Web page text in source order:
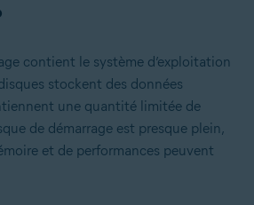
contient le système d’exploitation
stockent des données
une quantité limitée de
de démarrage est presque plein,
et de performances peuvent